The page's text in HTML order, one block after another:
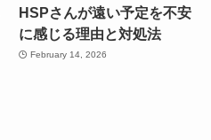
HSPさんが遠い予定を不安
に感じる理由と対処法
February 14, 2026